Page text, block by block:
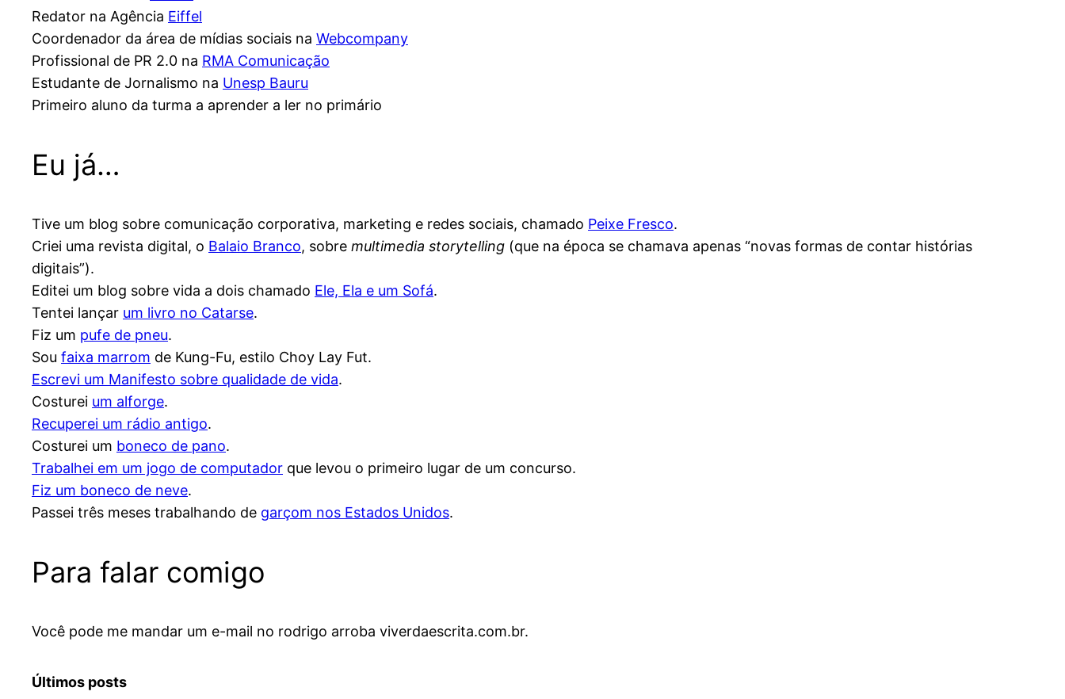
Redator na Agência Eiffel
Coordenador da área de mídias sociais na Webcompany
Profissional de PR 2.0 na RMA Comunicação
Estudante de Jornalismo na Unesp Bauru
Primeiro aluno da turma a aprender a ler no primário
Eu já…
Tive um blog sobre comunicação corporativa, marketing e redes sociais, chamado Peixe Fresco.
Criei uma revista digital, o Balaio Branco, sobre multimedia storytelling (que na época se chamava apenas “novas formas de contar histórias
digitais”).
Editei um blog sobre vida a dois chamado Ele, Ela e um Sofá.
Tentei lançar um livro no Catarse.
Fiz um pufe de pneu.
Sou faixa marrom de Kung-Fu, estilo Choy Lay Fut.
Escrevi um Manifesto sobre qualidade de vida.
Costurei um alforge.
Recuperei um rádio antigo.
Costurei um boneco de pano.
Trabalhei em um jogo de computador que levou o primeiro lugar de um concurso.
Fiz um boneco de neve.
Passei três meses trabalhando de garçom nos Estados Unidos.
Para falar comigo
Você pode me mandar um e-mail no rodrigo arroba viverdaescrita.com.br.
Últimos posts